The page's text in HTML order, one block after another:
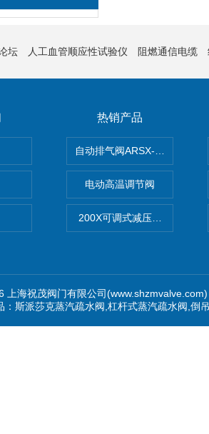
坛 人工血管顺应性试验仪 阻燃通信电缆
热销产品
自动排气阀ARSX-0015/
电动高温调节阀
200X可调式减压阀（减压稳
上海祝茂阀门有限公司
：斯派莎克蒸汽疏水阀,杠杆式蒸汽疏水阀,倒